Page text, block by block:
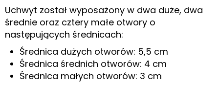
Uchwyt został wyposażony w dwa duże, dwa
średnie oraz cztery małe otwory o
następujących średnicach:
Średnica dużych otworów: 5,5 cm
Średnica średnich otworów: 4 cm
Średnica małych otworów: 3 cm